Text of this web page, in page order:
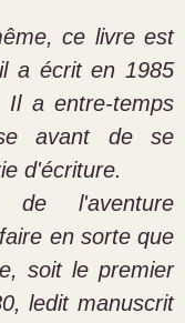
ce livre est
a écrit en 1985
Il a entre-temps
avant de se
d'écriture.
l'aventure
en sorte que
soit le premier
ledit manuscrit